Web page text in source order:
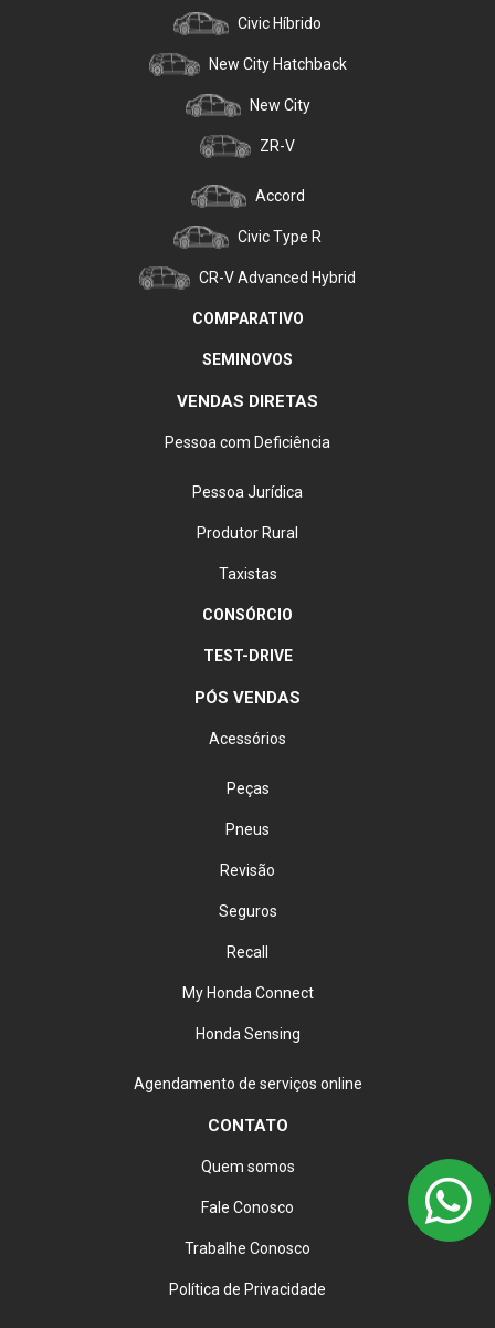
Civic Híbrido
New City Hatchback
New City
ZR-V
Accord
Civic Type R
CR-V Advanced Hybrid
COMPARATIVO
SEMINOVOS
VENDAS DIRETAS
Pessoa com Deficiência
Pessoa Jurídica
Produtor Rural
Taxistas
CONSÓRCIO
TEST-DRIVE
PÓS VENDAS
Acessórios
Peças
Pneus
Revisão
Seguros
Recall
My Honda Connect
Honda Sensing
Agendamento de serviços online
CONTATO
Quem somos
Fale Conosco
Trabalhe Conosco
Política de Privacidade